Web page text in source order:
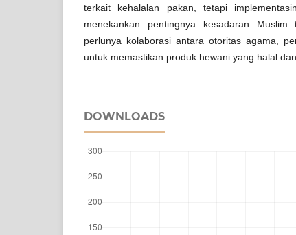
terkait kehalalan pakan, tetapi
menekankan pentingnya kesadaran
perlunya kolaborasi antara otoritas agama,
untuk memastikan produk hewani yang halal
DOWNLOADS